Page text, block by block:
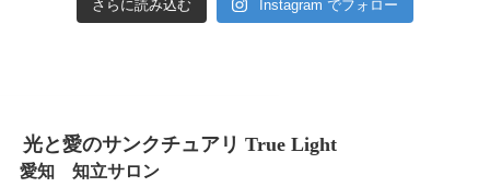
さらに読み込む Instagram でフォロー
光と愛のサンクチュアリ True Light
愛知 知立サロン